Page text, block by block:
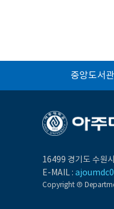
중앙도서관
16499 경기도 수원
E-MAIL :
Copyright Ⓒ